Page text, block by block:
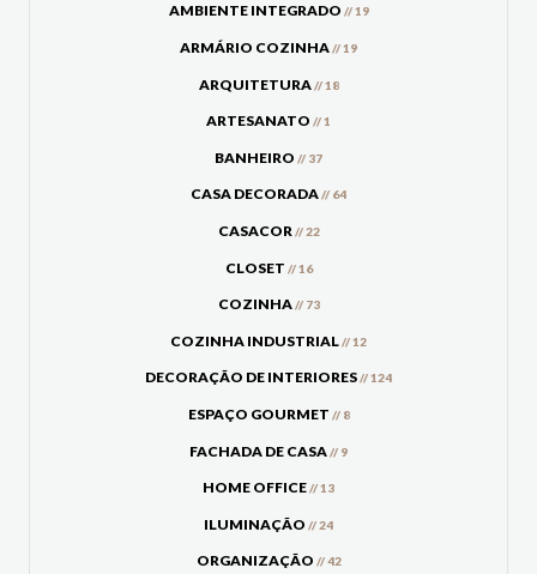
AMBIENTE INTEGRADO // 19
ARMÁRIO COZINHA// 19
ARQUITETURA// 18
ARTESANATO // 1
BANHEIRO // 37
CASA DECORADA// 64
CASACOR // 22
CLOSET // 16
COZINHA// 73
COZINHA INDUSTRIAL// 12
DECORAÇÃO DE INTERIORES// 124
ESPAÇO GOURMET // 8
FACHADA DE CASA// 9
HOME OFFICE// 13
ILUMINAÇÃO // 24
ORGANIZAÇÃO // 42